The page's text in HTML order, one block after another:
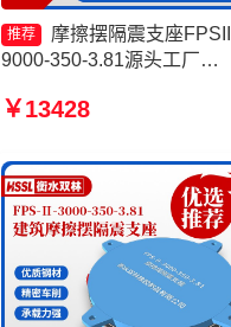
推荐
摩擦摆隔震支座
9000-350-3.81源头工厂
FPS摩擦摆支座源头工厂
3.48
￥13428